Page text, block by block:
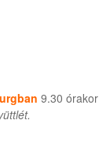
9.30 órakor